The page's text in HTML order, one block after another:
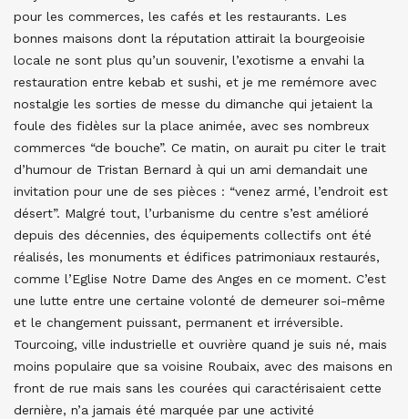
pour les commerces, les cafés et les restaurants. Les
bonnes maisons dont la réputation attirait la bourgeoisie
locale ne sont plus qu’un souvenir, l’exotisme a envahi la
restauration entre kebab et sushi, et je me remémore avec
nostalgie les sorties de messe du dimanche qui jetaient la
foule des fidèles sur la place animée, avec ses nombreux
commerces “de bouche”. Ce matin, on aurait pu citer le trait
d’humour de Tristan Bernard à qui un ami demandait une
invitation pour une de ses pièces : “venez armé, l’endroit est
désert”. Malgré tout, l’urbanisme du centre s’est amélioré
depuis des décennies, des équipements collectifs ont été
réalisés, les monuments et édifices patrimoniaux restaurés,
comme l’Eglise Notre Dame des Anges en ce moment. C’est
une lutte entre une certaine volonté de demeurer soi-même
et le changement puissant, permanent et irréversible.
Tourcoing, ville industrielle et ouvrière quand je suis né, mais
moins populaire que sa voisine Roubaix, avec des maisons en
front de rue mais sans les courées qui caractérisaient cette
dernière, n’a jamais été marquée par une activité